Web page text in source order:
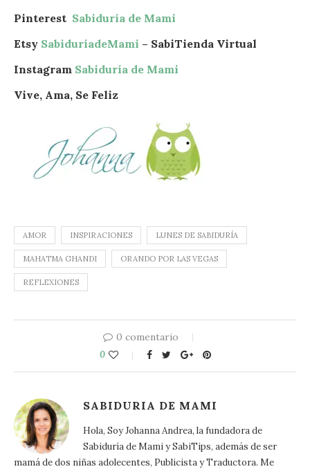
Pinterest Sabiduría de Mami
Etsy SabiduríadeMami – SabiTienda Virtual
Instagram Sabiduría de Mami
Vive, Ama, Se Feliz
AMOR INSPIRACIONES LUNES DE SABIDURÍA
MAHATMA GHANDI ORANDO POR LAS VEGAS
REFLEXIONES
0 comentario
0
SABIDURIA DE MAMI
Hola, Soy Johanna Andrea, la fundadora de
Sabiduría de Mami y SabiTips, además de ser
mamá de dos niñas adolecentes, Publicista y Traductora. Me